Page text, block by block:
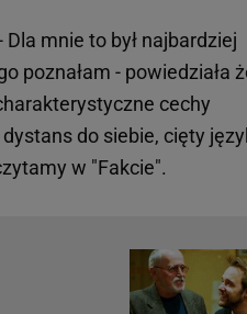
Dla mnie to był najbardziej
poznałam - powiedziała
cechy
do siebie, cięty
w "Fakcie".